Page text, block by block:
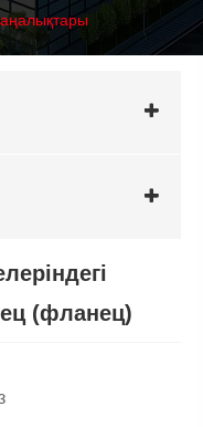
(фланец)